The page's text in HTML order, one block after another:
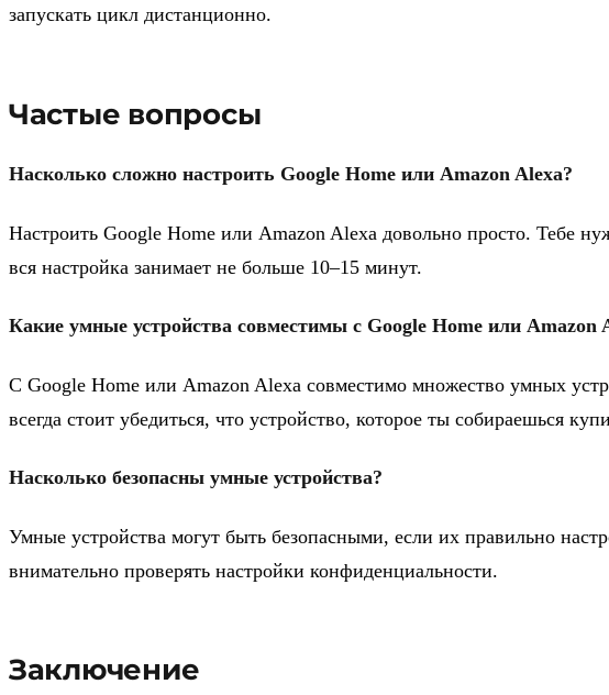
запускать цикл дистанционно.
Частые вопросы
Насколько сложно настроить Google Home или Amazon Alexa?
Настроить Google Home или Amazon Alexa довольно просто. Тебе
вся настройка занимает не больше 10–15 минут.
Какие умные устройства совместимы с Google Home или Amazon
С Google Home или Amazon Alexa совместимо множество умных
всегда стоит убедиться, что устройство, которое ты собираешься
Насколько безопасны умные устройства?
Умные устройства могут быть безопасными, если их правильно
внимательно проверять настройки конфиденциальности.
Заключение